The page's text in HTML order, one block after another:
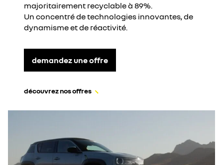
majoritairement recyclable à 89%.
Un concentré de technologies innovantes, de
dynamisme et de réactivité.
demandez une offre
découvrez nos offres